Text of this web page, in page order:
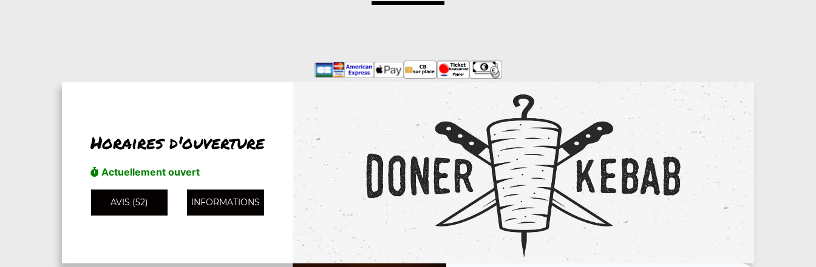
Horaires d'ouverture
Actuellement ouvert
AVIS (52) INFORMATIONS